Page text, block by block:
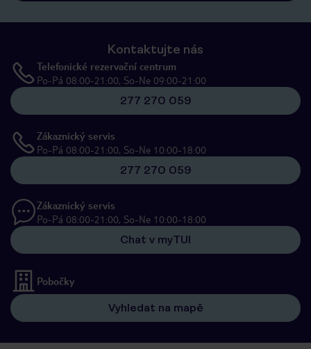
Kontaktujte nás
Telefonické rezervační centrum
Po-Pá 08:00-21:00, So-Ne 09:00-21:00
277 270 059
Zákaznický servis
Po-Pá 08:00-21:00, So-Ne 10:00-18:00
277 270 059
Zákaznický servis
Po-Pá 08:00-21:00, So-Ne 10:00-18:00
Chat v myTUI
Pobočky
Vyhledat na mapě